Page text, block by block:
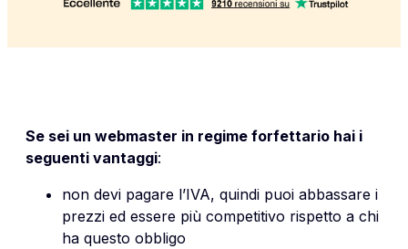
Se sei un webmaster in regime forfettario hai i
seguenti vantaggi:
non devi pagare l’IVA, quindi puoi abbassare i
prezzi ed essere più competitivo rispetto a chi
ha questo obbligo